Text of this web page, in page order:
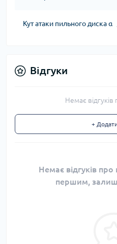
Кут атаки пильного диска α
Відгуки
Немає
+
Немає відгуків
першим,